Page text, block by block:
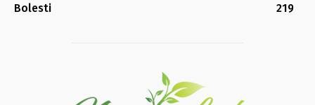
Bolesti
219